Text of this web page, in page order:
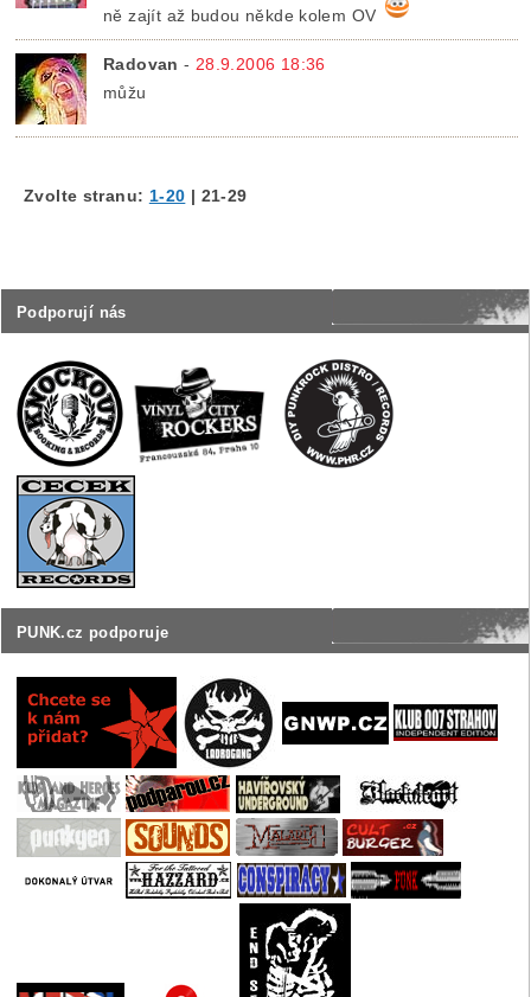
Podporují nás
PUNK.cz podporuje
ně zajít až budou někde kolem OV
Radovan - 28.9.2006 18:36
můžu
Zvolte stranu: 1-20 | 21-29